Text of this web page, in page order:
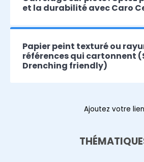
et la durabilité avec Caro
Papier peint texturé ou
références qui cartonnent
Drenching friendly)
Ajoutez votre lien